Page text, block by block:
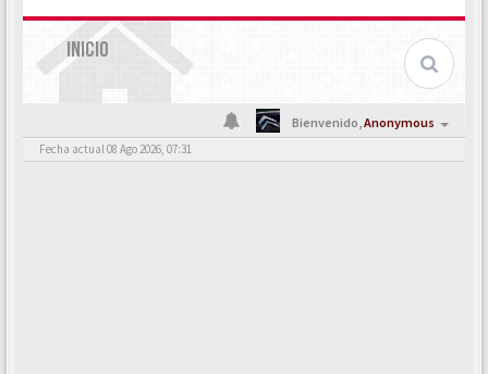
INICIO
Bienvenido,Anonymous
Fecha actual 08 Ago 2026, 07:31